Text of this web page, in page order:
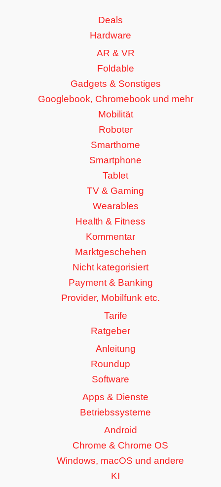
Deals
Hardware
AR & VR
Foldable
Gadgets & Sonstiges
Googlebook, Chromebook und mehr
Mobilität
Roboter
Smarthome
Smartphone
Tablet
TV & Gaming
Wearables
Health & Fitness
Kommentar
Marktgeschehen
Nicht kategorisiert
Payment & Banking
Provider, Mobilfunk etc.
Tarife
Ratgeber
Anleitung
Roundup
Software
Apps & Dienste
Betriebssysteme
Android
Chrome & Chrome OS
Windows, macOS und andere
KI